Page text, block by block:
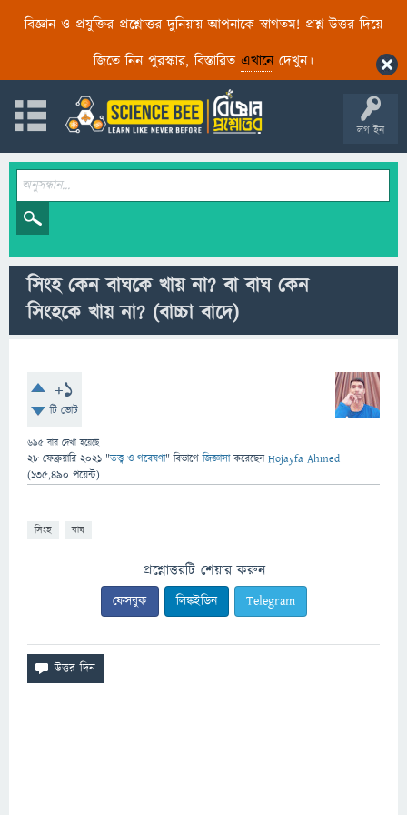
বিজ্ঞান ও প্রযুক্তির প্রশ্নোত্তর দুনিয়ায় আপনাকে স্বাগতম! প্রশ্ন-উত্তর দিয়ে
জিতে নিন পুরস্কার, বিস্তারিত এখানেদেখুন।
লগ ইন
সিংহ কেন বাঘকে খায় না? বা বাঘ কেন
সিংহকে খায় না? (বাচ্চা বাদে)
+1
টি ভোট
695 বার দেখা হয়েছে
28 ফেব্রুয়ারি 2021 "তত্ত্ব ও গবেষণা" বিভাগে জিজ্ঞাসাকরেছেনHojayfa Ahmed
(135,490 পয়েন্ট)
সিংহ বাঘ
প্রশ্নোত্তরটি শেয়ার করুন
ফেসবুক লিঙ্কইডিন Telegram